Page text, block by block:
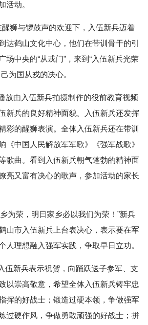
活动。
醒狮与锣鼓声的欢迎下，入伍新兵迈着
达鹤山文化中心，他们在带训骨干的引
场中央的“从戎门”，来到“入伍新兵光荣
为国从戎的决心。
放由入伍新兵拍摄制作的役前教育视频
新兵的良好精神面貌。入伍新兵还发挥
彩的醒狮表演。全体入伍新兵还在带训
《中国人民解放军军歌》《强军战歌》
歌曲。看到入伍新兵朝气蓬勃的精神面
亮又富有决心的歌声，参加活动的家长
为荣，明日家乡必以我们为荣！”新兵
山市入伍新兵上台表决心，表示要在军
人理想融入强军实践，争取早日立功。
伍新兵表示祝贺，向踊跃送子参军、支
以崇高敬意，希望全体入伍新兵铸牢忠
挥的好战士；锻造过硬本领，争做强军
过硬作风，争做勇敢顽强的好战士；拼